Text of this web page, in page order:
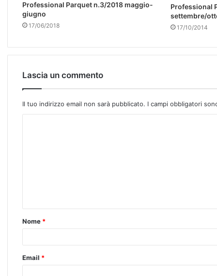
Professional Parquet n.3/2018 maggio-
giugno
17/06/2018
Professional
settembre/
17/10/2014
Lascia un commento
Il tuo indirizzo email non sarà pubblicato. I campi obbligatori
Nome *
Email *